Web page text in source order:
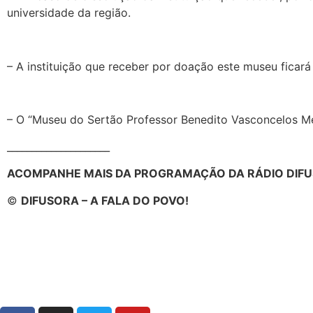
universidade da região.
– A instituição que receber por doação este museu
– O “Museu do Sertão Professor Benedito Vasconcelos
ACOMPANHE MAIS DA PROGRAMAÇÃO DA RÁDIO
© DIFUSORA – A FALA DO POVO!